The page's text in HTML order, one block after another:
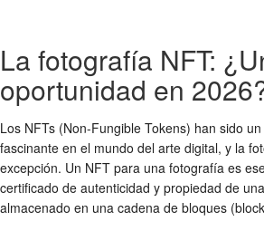
La fotografía NFT:
oportunidad en
Los NFTs (Non-Fungible Tokens) han sido
fascinante en el mundo del arte digital, y la
excepción. Un NFT para una fotografía es
certificado de autenticidad y propiedad de
almacenado en una cadena de bloques